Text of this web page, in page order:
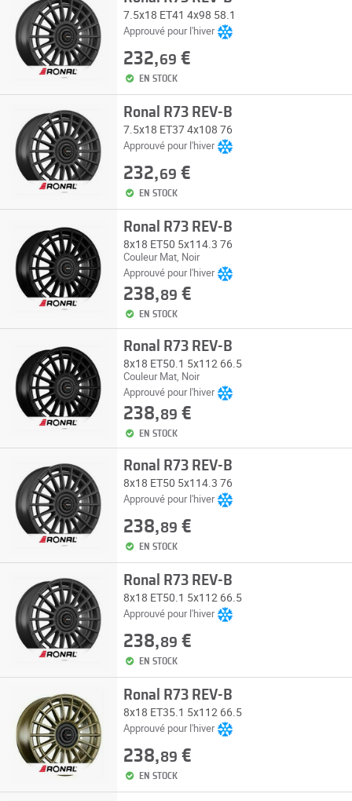
7.5x18 ET41 4x98 58.1
Approuvé pour l'hiver
232,69 €
EN STOCK
Ronal R73 REV-B
7.5x18 ET37 4x108 76
Approuvé pour l'hiver
232,69 €
EN STOCK
Ronal R73 REV-B
8x18 ET50 5x114.3 76
Couleur Mat, Noir
Approuvé pour l'hiver
238,89 €
EN STOCK
Ronal R73 REV-B
8x18 ET50.1 5x112 66.5
Couleur Mat, Noir
Approuvé pour l'hiver
238,89 €
EN STOCK
Ronal R73 REV-B
8x18 ET50 5x114.3 76
Approuvé pour l'hiver
238,89 €
EN STOCK
Ronal R73 REV-B
8x18 ET50.1 5x112 66.5
Approuvé pour l'hiver
238,89 €
EN STOCK
Ronal R73 REV-B
8x18 ET35.1 5x112 66.5
Approuvé pour l'hiver
238,89 €
EN STOCK